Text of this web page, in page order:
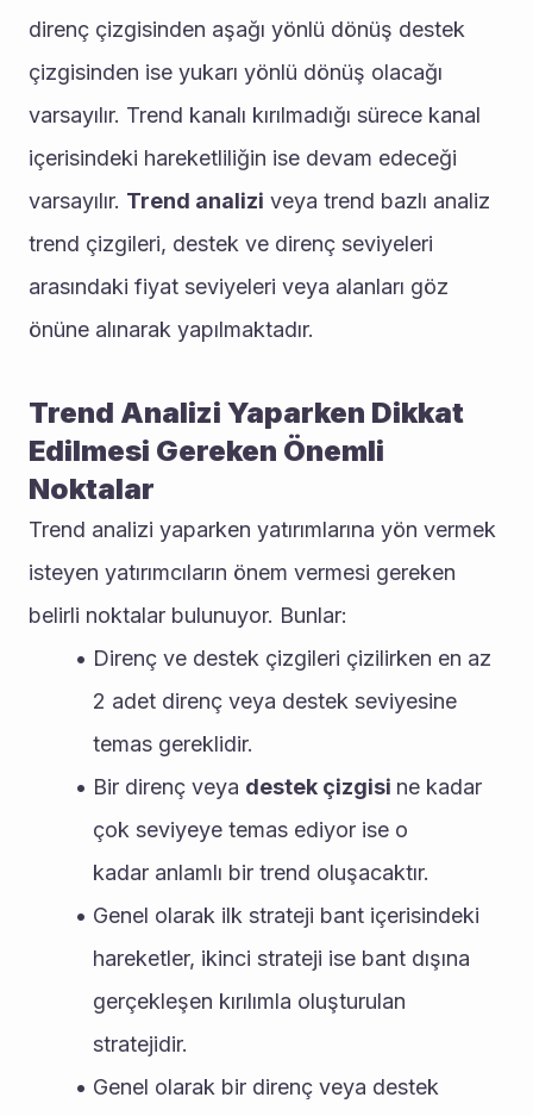
direnç çizgisinden aşağı yönlü dönüş destek
çizgisinden ise yukarı yönlü dönüş olacağı
varsayılır. Trend kanalı kırılmadığı sürece kanal
içerisindeki hareketliliğin ise devam edeceği
varsayılır. Trend analizi veya trend bazlı analiz
trend çizgileri, destek ve direnç seviyeleri
arasındaki fiyat seviyeleri veya alanları göz
önüne alınarak yapılmaktadır.
Trend Analizi Yaparken Dikkat
Edilmesi Gereken Önemli
Noktalar
Trend analizi yaparken yatırımlarına yön vermek
isteyen yatırımcıların önem vermesi gereken
belirli noktalar bulunuyor. Bunlar:
Direnç ve destek çizgileri çizilirken en az
2 adet direnç veya destek seviyesine
temas gereklidir.
Bir direnç veya destek çizgisi ne kadar
çok seviyeye temas ediyor ise o
kadar anlamlı bir trend oluşacaktır.
Genel olarak ilk strateji bant içerisindeki
hareketler, ikinci strateji ise bant dışına
gerçekleşen kırılımla oluşturulan
stratejidir.
Genel olarak bir direnç veya destek